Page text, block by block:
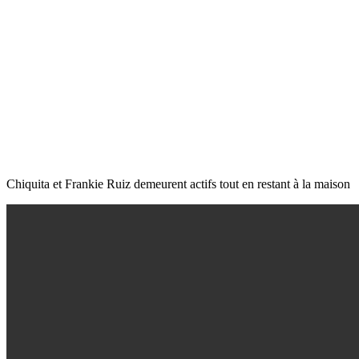
Chiquita et Frankie Ruiz demeurent actifs tout en restant à la maison